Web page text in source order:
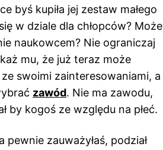
byś kupiła jej zestaw małego
w dziale dla chłopców? Może
naukowcem? Nie ograniczaj
mu, że już teraz może
swoimi zainteresowaniami, a
zawód. Nie ma zawodu,
by kogoś ze względu na płeć.
pewnie zauważyłaś, podział